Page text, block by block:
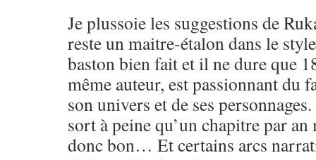
Je plussoie les suggestions de
reste un maitre-étalon dans le
baston bien fait et il ne dure que
même auteur, est passionnant du
son univers et de ses
sort à peine qu’un chapitre par
donc bon… Et certains arcs